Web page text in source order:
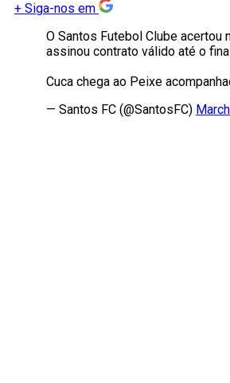
+ Siga-nos em
O Santos Futebol Clube acertou
assinou contrato válido até o
Cuca chega ao Peixe
— Santos FC (@SantosFC)